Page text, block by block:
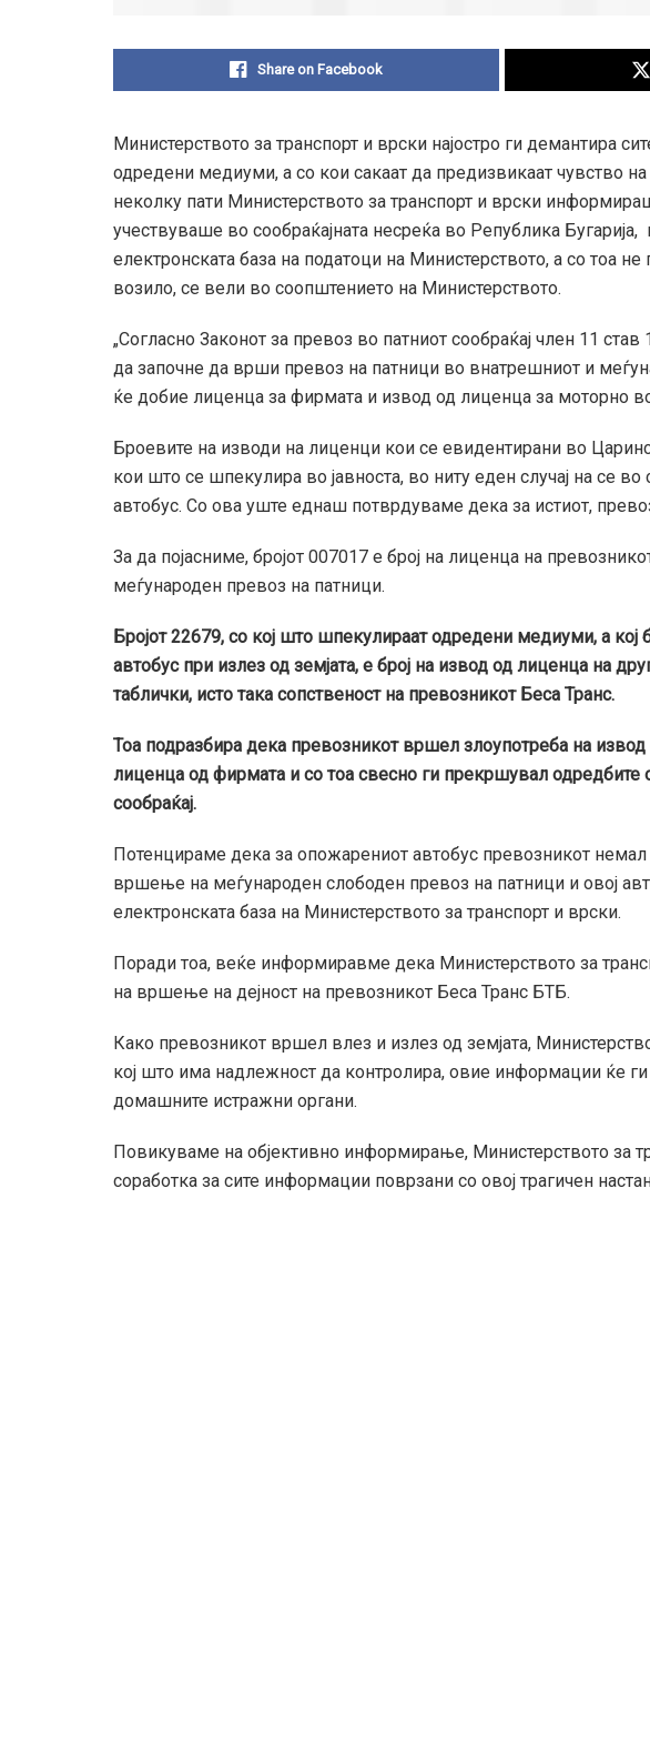
Share on Facebook
Министерството за транспорт и врски најостро ги демантира
одредени медиуми, а со кои сакаат да предизвикаат чувство
неколку пати Министерството за транспорт и врски
учествуваше во сообраќајната несреќа во Република
електронската база на податоци на Министерството, а со тоа
возило, се вели во соопштението на Министерството.
„Согласно Законот за превоз во патниот сообраќај член 11
да започне да врши превоз на патници во внатрешниот и
ќе добие лиценца за фирмата и извод од лиценца за моторно
Броевите на изводи на лиценци кои се евидентирани во
кои што се шпекулира во јавноста, во ниту еден случај на се
автобус. Со ова уште еднаш потврдуваме дека за истиот,
За да појасниме, бројот 007017 е број на лиценца на
меѓународен превоз на патници.
Бројот 22679, со кој што шпекулираат одредени медиуми, а
автобус при излез од земјата, е број на извод од лиценца на
таблички, исто така сопственост на превозникот Беса Транс.
Тоа подразбира дека превозникот вршел злоупотреба на
лиценца од фирмата и со тоа свесно ги прекршувал одредбите
сообраќај.
Потенцираме дека за опожарениот автобус превозникот
вршење на меѓународен слободен превоз на патници и овој
електронската база на Министерството за транспорт и врски.
Поради тоа, веќе информиравме дека Министерството за
на вршење на дејност на превозникот Беса Транс БТБ.
Како превозникот вршел влез и излез од земјата,
кој што има надлежност да контролира, овие информации ќе
домашните истражни органи.
Повикуваме на објективно информирање, Министерството за
соработка за сите информации поврзани со овој трагичен